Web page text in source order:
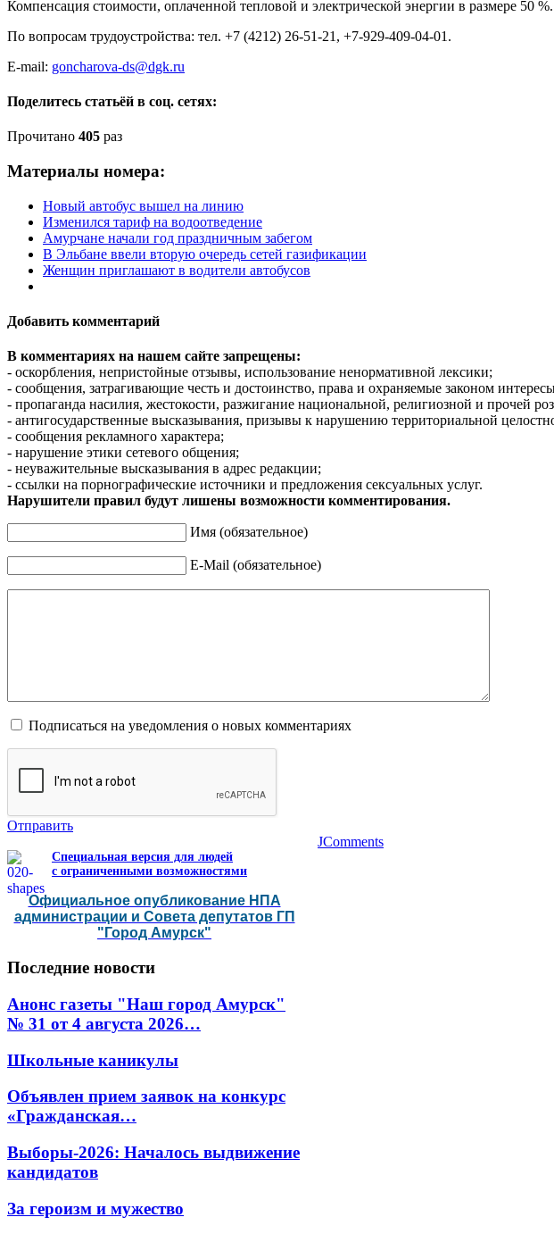
Компенсация стоимости, оплаченной тепловой и электрической энергии в размере 50 %.
По вопросам трудоустройства: тел. +7 (4212) 26-51-21, +7-929-409-04-01.
E-mail: goncharova-ds@dgk.ru
Поделитесь статьёй в соц. сетях:
Прочитано 405 раз
Материалы номера:
Новый автобус вышел на линию
Изменился тариф на водоотведение
Амурчане начали год праздничным забегом
В Эльбане ввели вторую очередь сетей газификации
Женщин приглашают в водители автобусов
Добавить комментарий
В комментариях на нашем сайте запрещены:
- оскорбления, непристойные отзывы, использование ненормативной лексики;
- сообщения, затрагивающие честь и достоинство, права и охраняемые законом
- пропаганда насилия, жестокости, разжигание национальной, религиозной и прочей
- антигосударственные высказывания, призывы к нарушению территориальной
- сообщения рекламного характера;
- нарушение этики сетевого общения;
- неуважительные высказывания в адрес редакции;
- ссылки на порнографические источники и предложения сексуальных услуг.
Нарушители правил будут лишены возможности комментирования.
Имя (обязательное)
E-Mail (обязательное)
Подписаться на уведомления о новых комментариях
Отправить
JComments
Специальная версия для людей
с ограниченными возможностями
Официальное опубликование НПА
администрации и Совета депутатов ГП
"Город Амурск"
Последние новости
Анонс газеты "Наш город Амурск"
№ 31 от 4 августа 2026…
Школьные каникулы
Объявлен прием заявок на конкурс
«Гражданская…
Выборы-2026: Началось выдвижение
кандидатов
За героизм и мужество